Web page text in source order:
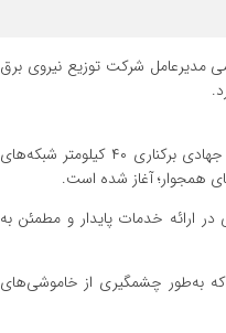
مدیرعامل شرکت توزیع نیروی برق
در این بازدید، صادقی خمامی خاطرنشان کرد: با هدف بهبود کیفیت خدمات‌رسانی و افزایش ایمنی شبکه‌های برق، طرح جهادی برکناری ۴۰ کیلومتر شبکه‌های
همجوار؛ آغاز شده است.
ارائه خدمات پایدار و مطمئن به
که به‌طور چشمگیری از خاموشی‌های